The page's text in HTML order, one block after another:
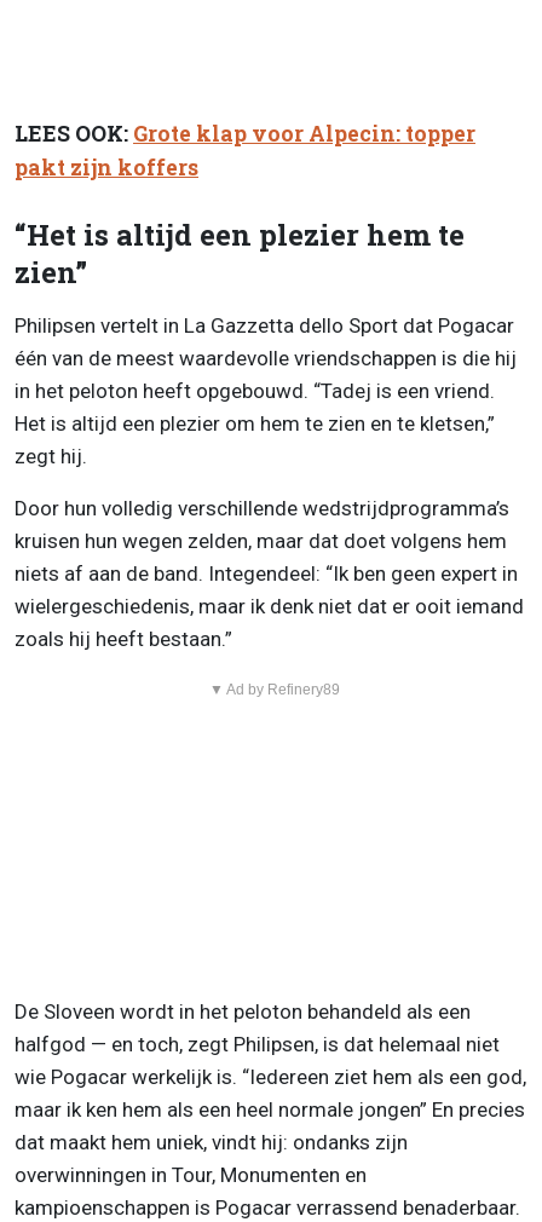
LEES OOK: Grote klap voor Alpecin: topper
pakt zijn koffers
“Het is altijd een plezier hem te
zien”
Philipsen vertelt in La Gazzetta dello Sport dat Pogacar
één van de meest waardevolle vriendschappen is die hij
in het peloton heeft opgebouwd. “Tadej is een vriend.
Het is altijd een plezier om hem te zien en te kletsen,”
zegt hij.
Door hun volledig verschillende wedstrijdprogramma’s
kruisen hun wegen zelden, maar dat doet volgens hem
niets af aan de band. Integendeel: “Ik ben geen expert in
wielergeschiedenis, maar ik denk niet dat er ooit iemand
zoals hij heeft bestaan.”
▼ Ad by Refinery89
De Sloveen wordt in het peloton behandeld als een
halfgod — en toch, zegt Philipsen, is dat helemaal niet
wie Pogacar werkelijk is. “Iedereen ziet hem als een god,
maar ik ken hem als een heel normale jongen” En precies
dat maakt hem uniek, vindt hij: ondanks zijn
overwinningen in Tour, Monumenten en
kampioenschappen is Pogacar verrassend benaderbaar.